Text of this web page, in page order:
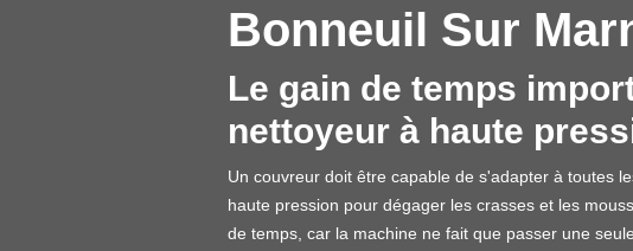
Bonneuil Sur
Le gain de temps
nettoyeur à haute
Un couvreur doit être capable de s'adapter à toutes
haute pression pour dégager les crasses et les
de temps, car la machine ne fait que passer une